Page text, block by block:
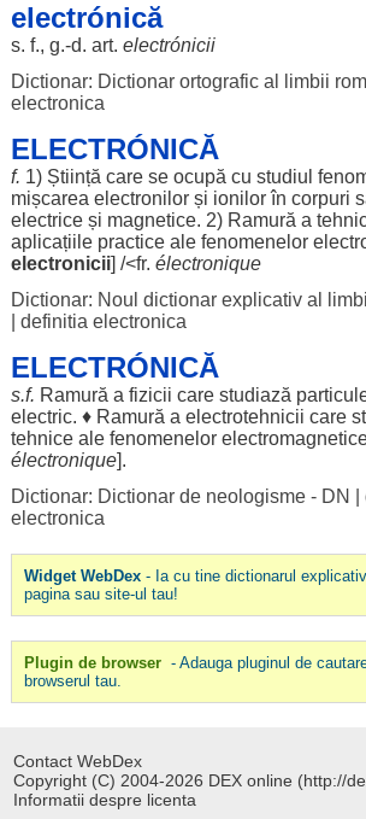
electrónică
s. f., g.-d. art. electrónicii
Dictionar: Dictionar ortografic al limbii
electronica
ELECTRÓNICĂ
f. 1) Știință care se ocupă cu studiul
mișcarea electronilorși ionilorîn corpuri
electriceși magnetice. 2) Ramură a
aplicațiile practice ale fenomenelor
electronicii] /<fr. électronique
Dictionar: Noul dictionar explicativ al
definitia electronica
ELECTRÓNICĂ
s.f. Ramură a fizicii care studiază
electric. ♦ Ramură a electrotehnicii care
tehnice ale fenomenelor
électronique].
Dictionar: Dictionar de neologisme - DN
electronica
Widget WebDex- Ia cu tine dictionarul
pagina sau site-ul tau!
Plugin de browser - Adauga pluginul de
browserul tau.
Contact WebDex
Copyright (C) 2004-2026 DEX online (http://
Informatii despre licenta